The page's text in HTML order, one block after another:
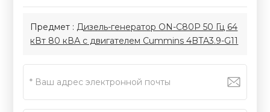
Предмет : Дизель-генератор ON-C80P 50 Гц 64
кВт 80 кВА с двигателем Cummins 4BTA3.9-G11